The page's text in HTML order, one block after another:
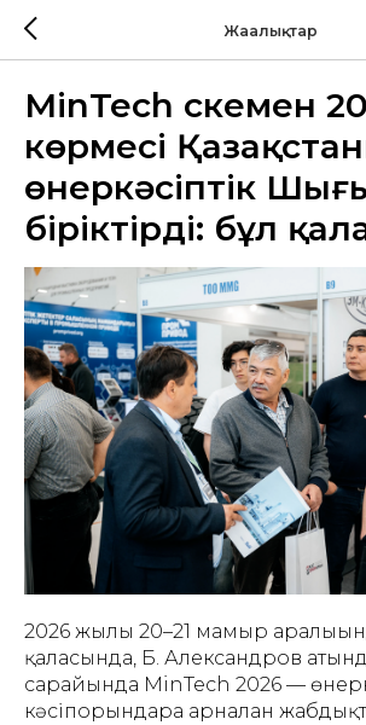
Жаңалықтар
MinTech Өскемен
көрмесі
өнеркәсіптік
біріктірді: бұл
2026 жылғы 20–21 мамыр
қаласында, Б. Александров
сарайында MinTech 2026 —
кәсіпорындарға арналған